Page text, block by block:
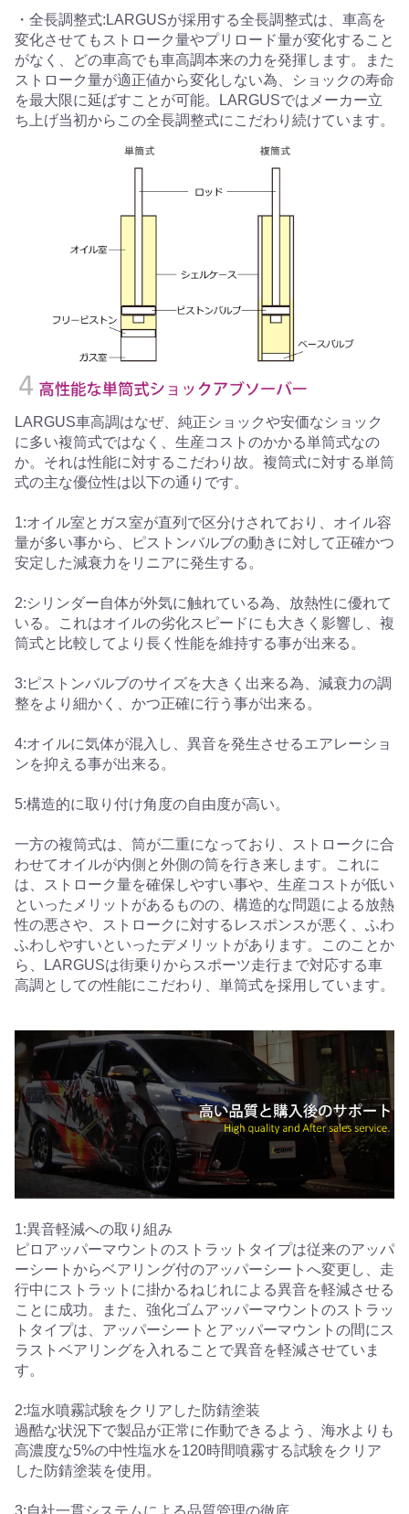
・全長調整式:LARGUSが採用する全長調整式は、車高を
変化させてもストローク量やプリロード量が変化すること
がなく、どの車高でも車高調本来の力を発揮します。また
ストローク量が適正値から変化しない為、ショックの寿命
を最大限に延ばすことが可能。LARGUSではメーカー立
ち上げ当初からこの全長調整式にこだわり続けています。
LARGUS車高調はなぜ、純正ショックや安価なショック
に多い複筒式ではなく、生産コストのかかる単筒式なの
か。それは性能に対するこだわり故。複筒式に対する単筒
式の主な優位性は以下の通りです。
1:オイル室とガス室が直列で区分けされており、オイル容
量が多い事から、ピストンバルブの動きに対して正確かつ
安定した減衰力をリニアに発生する。
2:シリンダー自体が外気に触れている為、放熱性に優れて
いる。これはオイルの劣化スピードにも大きく影響し、複
筒式と比較してより長く性能を維持する事が出来る。
3:ピストンバルブのサイズを大きく出来る為、減衰力の調
整をより細かく、かつ正確に行う事が出来る。
4:オイルに気体が混入し、異音を発生させるエアレーショ
ンを抑える事が出来る。
5:構造的に取り付け角度の自由度が高い。
一方の複筒式は、筒が二重になっており、ストロークに合
わせてオイルが内側と外側の筒を行き来します。これに
は、ストローク量を確保しやすい事や、生産コストが低い
といったメリットがあるものの、構造的な問題による放熱
性の悪さや、ストロークに対するレスポンスが悪く、ふわ
ふわしやすいといったデメリットがあります。このことか
ら、LARGUSは街乗りからスポーツ走行まで対応する車
高調としての性能にこだわり、単筒式を採用しています。
1:異音軽減への取り組み
ピロアッパーマウントのストラットタイプは従来のアッパ
ーシートからベアリング付のアッパーシートへ変更し、走
行中にストラットに掛かるねじれによる異音を軽減させる
ことに成功。また、強化ゴムアッパーマウントのストラッ
トタイプは、アッパーシートとアッパーマウントの間にス
ラストベアリングを入れることで異音を軽減させていま
す。
2:塩水噴霧試験をクリアした防錆塗装
過酷な状況下で製品が正常に作動できるよう、海水よりも
高濃度な5%の中性塩水を120時間噴霧する試験をクリア
した防錆塗装を使用。
3:自社一貫システムによる品質管理の徹底